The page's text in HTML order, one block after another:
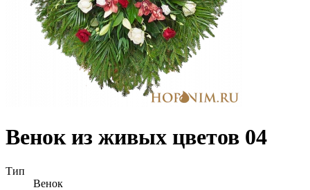
Венок из живых цветов 04
Тип
Венок